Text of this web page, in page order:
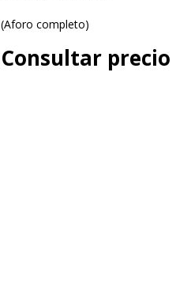
(Aforo completo)
Consultar precio